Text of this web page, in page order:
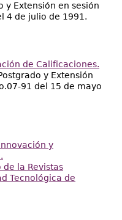
y Extensión en sesión
4 de julio de 1991.
de Calificaciones.
y Extensión
91 del 15 de mayo
y
de la Revistas
Tecnológica de